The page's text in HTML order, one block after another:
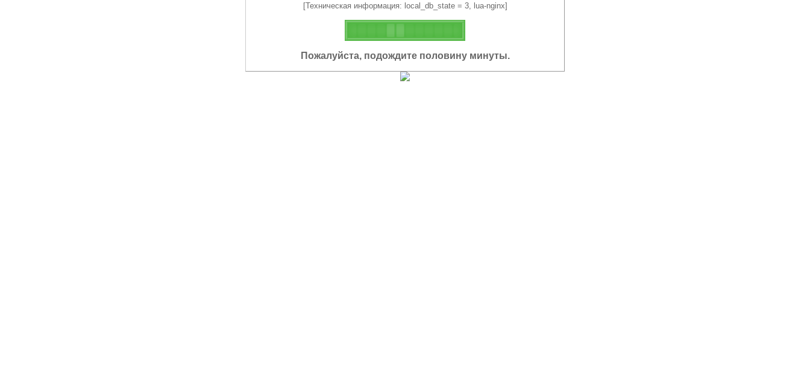
[Техническая информация: local_db_state = 3, lua-nginx]
Пожалуйста, подождите половину минуты.